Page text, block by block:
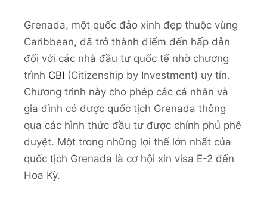
Grenada, một quốc đảo xinh đẹp thuộc vùng
Caribbean, đã trở thành điểm đến hấp dẫn
đối với các nhà đầu tư quốc tế nhờ chương
trình CBI (Citizenship by Investment) uy tín.
Chương trình này cho phép các cá nhân và
gia đình có được quốc tịch Grenada thông
qua các hình thức đầu tư được chính phủ phê
duyệt. Một trong những lợi thế lớn nhất của
quốc tịch Grenada là cơ hội xin visa E-2 đến
Hoa Kỳ.